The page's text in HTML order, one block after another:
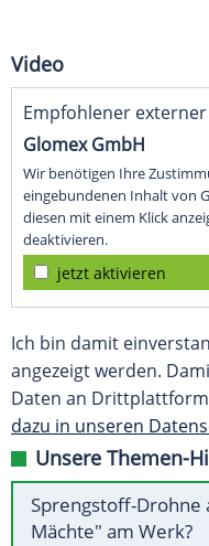
Video
Empfohlener
Glomex GmbH
Wir benötigen Ihre
eingebundenen Inhalt von
diesen mit einem Klick
deaktivieren.
jetzt aktivieren
Ich bin damit
angezeigt werden.
Daten an
dazu in unseren
Unsere Themen-
Sprengstoff-Drohne
Mächte" am Werk?